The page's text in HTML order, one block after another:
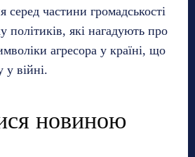
серед частини громадськості
політиків, які нагадують про
агресора у країні, що
у війні.
новиною